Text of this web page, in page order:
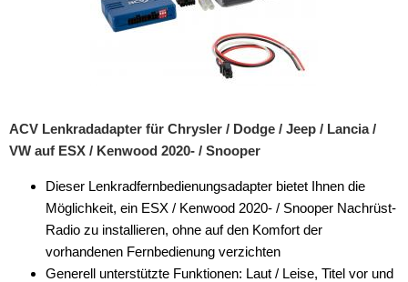
für Daewoo
für Ford
für General Motors
für Honda
für Hummer
ACV Lenkradadapter für Chrysler / Dodge / Jeep / Lancia /
VW auf ESX / Kenwood 2020- / Snooper
Dieser Lenkradfernbedienungsadapter bietet Ihnen die
Möglichkeit, ein ESX / Kenwood 2020- / Snooper Nachrüst-
Radio zu installieren, ohne auf den Komfort der
vorhandenen Fernbedienung verzichten
Generell unterstützte Funktionen: Laut / Leise, Titel vor und